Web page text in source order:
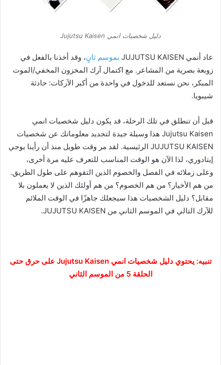
دليل شخصيات انمي Jujutsu Kaisen
عاد أنمي JUJUTSU KAISEN بموسم ثانٍ، وقد أخذنا بالفعل في
زوبعة بصرية من المشاعر. مع اكتمال آرك المخزون المخفي/الموت
المبكر، نحن نستعد للدخول في واحدة من أكبر الآركات: حادثة
شيبويا.
قبل أن تنطلق في تلك الرحلة، قد يكون دليل شخصيات انمي
Jujutsu Kaisen هذا وسيلة جيدة لتجديد معلوماتك عن شخصيات
JUJUTSU KAISEN الرئيسية. لقد مر وقت طويل منذ أن رأينا يوجي
إيتادوري، لذا الآن هو الوقت المناسب للتعرف عليه مرة أخرى،
وعلى زملائه في الفصل والخصوم الذين التقوهم على طول الطريق.
من هم الأخيار؟ من هم الخصوم؟ من هم أولئك الذين لا يعملون بلا
مقابل؟ دليل الشخصيات هذا سيجعلك جاهزًا في الوقت الملائم
للآرك التالي في الموسم الثاني من JUJUTSU KAISEN.
تنبيه: يحتوي دليل شخصيات انمي Jujutsu Kaisen على حرق حتى
الحلقة 5 من الموسم الثاني